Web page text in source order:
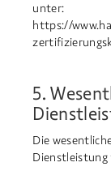
unter:
https://
5.
Die
Dienstleistung